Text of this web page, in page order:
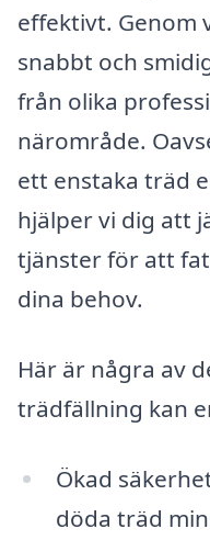
effektivt. Genom
snabbt och
från olika
närområde.
ett enstaka träd
hjälper vi dig att
tjänster för att
dina behov.
Här är några av
trädfällning kan
Ökad
döda träd